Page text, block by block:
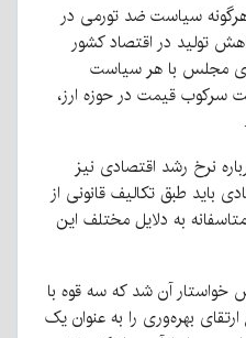
هرگونه سیاست ضد تورمی در
تولید در اقتصاد کشور
مجلس با هر سیاست
سرکوب قیمت در حوزه ارز،
نرخ رشد اقتصادی نیز
باید طبق تکالیف قانونی از
به دلایل مختلف این
آن شد که سه قوه با
بهره‌وری را به عنوان یک